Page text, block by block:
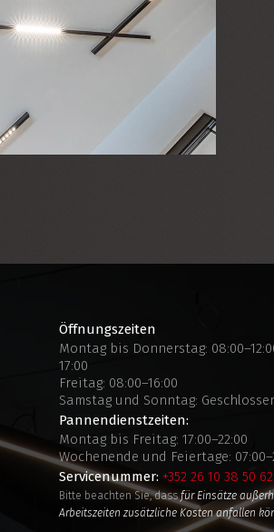
Öffnungszeiten
Montag bis Donnerstag:
17:00
Freitag: 08:00–16:00
Samstag und Sonntag:
Pannendienstzeiten:
Montag bis Freitag: 17:00–22:00
Wochenende und Feiertage:
Servicenummer: +352 26 10 38 50 62
Bitte beachten Sie, dassfür Einsätze
Arbeitszeiten zusätzliche Kosten anfallen